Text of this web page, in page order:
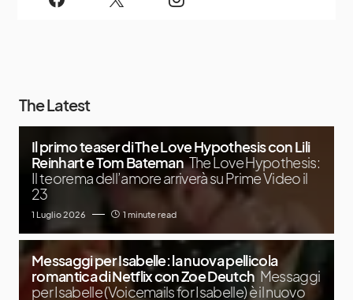
The Latest
Il primo teaser di The Love Hypothesis con Lili
Reinhart e Tom Bateman The Love Hypothesis:
Il teorema dell’amore arriverà su Prime Video il
23
1 Luglio 2026 1 minute read
Messaggi per Isabelle: la nuova pellicola
romantica di Netflix con Zoe Deutch Messaggi
per Isabelle (Voicemails for Isabelle) è il nuovo